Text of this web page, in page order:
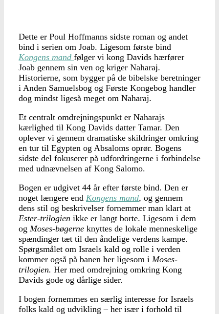
Dette er Poul Hoffmanns sidste roman og andet
bind i serien om Joab. Ligesom første bind
Kongens mand følger vi kong Davids hærfører
Joab gennem sin ven og kriger Naharaj.
Historierne, som bygger på de bibelske beretninger
i Anden Samuelsbog og Første Kongebog handler
dog mindst ligeså meget om Naharaj.
Et centralt omdrejningspunkt er Naharajs
kærlighed til Kong Davids datter Tamar. Den
oplever vi gennem dramatiske skildringer omkring
en tur til Egypten og Absaloms oprør. Bogens
sidste del fokuserer på udfordringerne i forbindelse
med udnævnelsen af Kong Salomo.
Bogen er udgivet 44 år efter første bind. Den er
noget længere end Kongens mand, og gennem
dens stil og beskrivelser fornemmer man klart at
Ester-trilogien ikke er langt borte. Ligesom i dem
og Moses-bøgerne knyttes de lokale menneskelige
spændinger tæt til den åndelige verdens kampe.
Spørgsmålet om Israels kald og rolle i verden
kommer også på banen her ligesom i Moses-
trilogien. Her med omdrejning omkring Kong
Davids gode og dårlige sider.
I bogen fornemmes en særlig interesse for Israels
folks kald og udvikling – her især i forhold til